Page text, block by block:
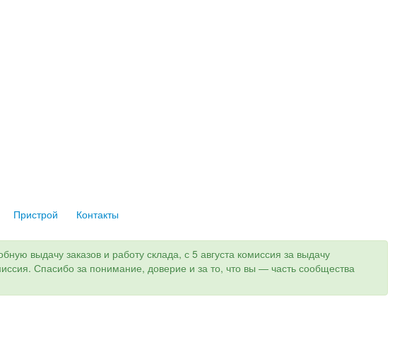
Пристрой Контакты
выдачу заказов и работу склада, с 5 августа комиссия за выдачу
Спасибо за понимание, доверие и за то, что вы — часть сообщества